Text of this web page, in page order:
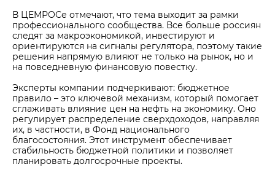
В ЦЕМРОСе отмечают, что тема выходит за рамки
профессионального сообщества. Все больше россиян
следят за макроэкономикой, инвестируют и
ориентируются на сигналы регулятора, поэтому такие
решения напрямую влияют не только на рынок, но и
на повседневную финансовую повестку.
Эксперты компании подчеркивают: бюджетное
правило – это ключевой механизм, который помогает
сглаживать влияние цен на нефть на экономику. Оно
регулирует распределение сверхдоходов, направляя
их, в частности, в Фонд национального
благосостояния. Этот инструмент обеспечивает
стабильность бюджетной политики и позволяет
планировать долгосрочные проекты.